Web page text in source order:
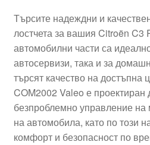
Търсите надеждни и
лостчета за вашия Citroën
автомобилни части са
автосервизи, така и за
търсят качество на достъпна
COM2002 Valeo е проектиран
безпроблемно управление
на автомобила, като по този
комфорт и безопасност по